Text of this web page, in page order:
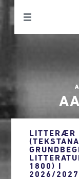
LITTERÆR
1800) I
2026/2027